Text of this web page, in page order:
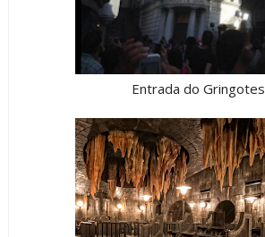
Entrada do Gringotes